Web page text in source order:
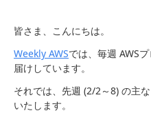
皆さま、こんにちは。
Weekly AWSでは、毎週 AWS
届けしています。
それでは、先週 (2/2～8) の主
いたします。